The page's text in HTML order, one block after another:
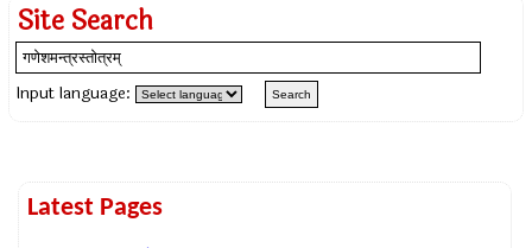
Site Search
Input language:
Latest Pages